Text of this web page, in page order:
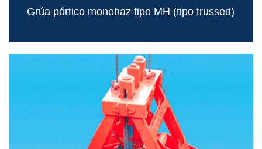
Grúa pórtico monohaz tipo MH (tipo trussed)